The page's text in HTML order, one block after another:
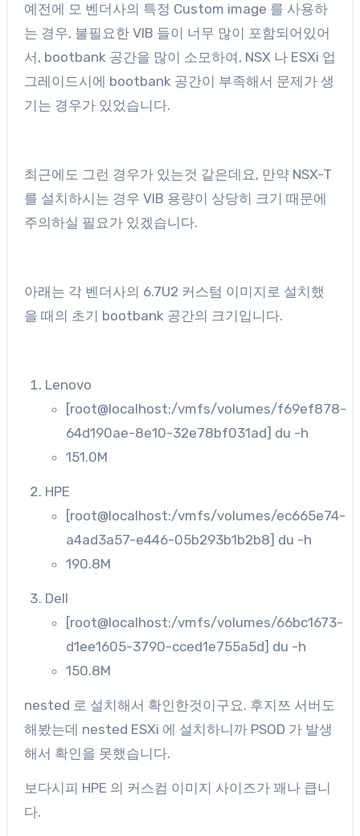
예전에 모 벤더사의 특정 Custom image 를 사용하
는 경우, 불필요한 VIB 들이 너무 많이 포함되어있어
서, bootbank 공간을 많이 소모하여, NSX 나 ESXi 업
그레이드시에 bootbank 공간이 부족해서 문제가 생
기는 경우가 있었습니다.
최근에도 그런 경우가 있는것 같은데요, 만약 NSX-T
를 설치하시는 경우 VIB 용량이 상당히 크기 때문에
주의하실 필요가 있겠습니다.
아래는 각 벤더사의 6.7U2 커스텀 이미지로 설치했
을 때의 초기 bootbank 공간의 크기입니다.
Lenovo
[root@localhost:/vmfs/volumes/f69ef878-
64d190ae-8e10-32e78bf031ad] du -h
151.0M
HPE
[root@localhost:/vmfs/volumes/ec665e74-
a4ad3a57-e446-05b293b1b2b8] du -h
190.8M
Dell
[root@localhost:/vmfs/volumes/66bc1673-
d1ee1605-3790-cced1e755a5d] du -h
150.8M
nested 로 설치해서 확인한것이구요. 후지쯔 서버도
해봤는데 nested ESXi 에 설치하니까 PSOD 가 발생
해서 확인을 못했습니다.
보다시피 HPE 의 커스컴 이미지 사이즈가 꽤나 큽니
다.